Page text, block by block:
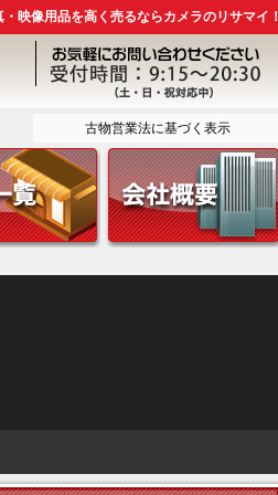
映像用品を高く売るならカメラのリサマイ！
古物営業法に基づく表示